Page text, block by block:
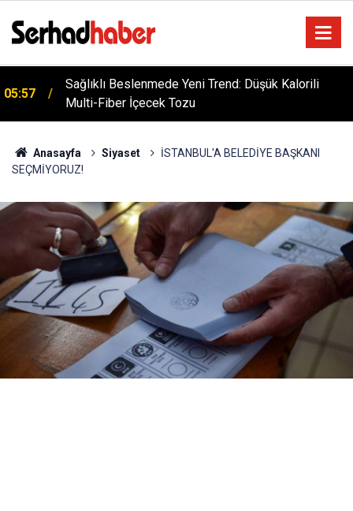
05:25
Dicle Üniversitesi'nden Türk Dünyası Hamlesi:
Cengiz Aytmatov Sempozyumu Diyarbakır'da!
Anasayfa Siyaset
İSTANBUL'A BELEDİYE BAŞKANI
SEÇMİYORUZ!